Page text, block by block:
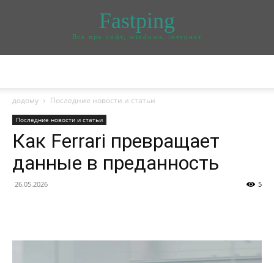
Fastping
Все про софт, windows, інтернет
додому Последние новости и статьи
Последние новости и статьи
Как Ferrari превращает
данные в преданность
26.05.2026 5